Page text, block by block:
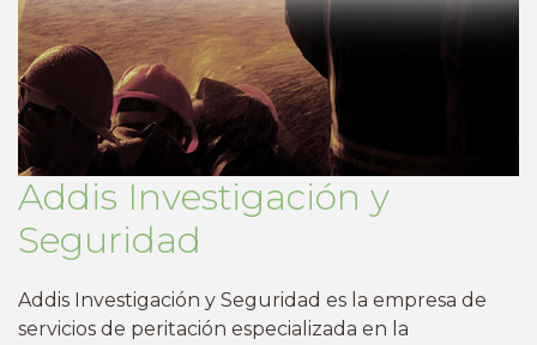
Addis Investigación y
Seguridad
Addis Investigación y Seguridad es la empresa de
servicios de peritación especializada en la